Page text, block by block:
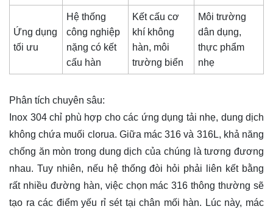
Ứng dụng
tối ưu
Hệ thống
công nghiệp
nặng có kết
cấu hàn
Kết cấu cơ
khí không
hàn, môi
trường biển
Môi trường
dân dụng,
thực phẩm
nhẹ
Phân tích chuyên sâu:
Inox 304 chỉ phù hợp cho các ứng dụng tải nhẹ, dung dịch
không chứa muối clorua. Giữa mác 316 và 316L, khả năng
chống ăn mòn trong dung dịch của chúng là tương đương
nhau. Tuy nhiên, nếu hệ thống đòi hỏi phải liên kết bằng
rất nhiều đường hàn, việc chọn mác 316 thông thường sẽ
tạo ra các điểm yếu rỉ sét tại chân mối hàn. Lúc này, mác